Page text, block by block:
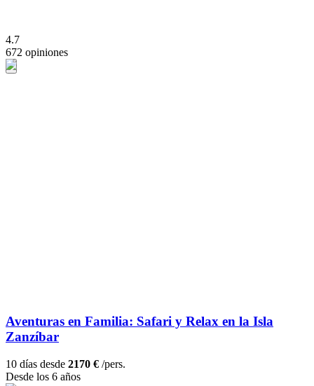
4.7
672 opiniones
Aventuras en Familia: Safari y Relax en la Isla
Zanzíbar
10 días desde 2170 € /pers.
Desde los 6 años